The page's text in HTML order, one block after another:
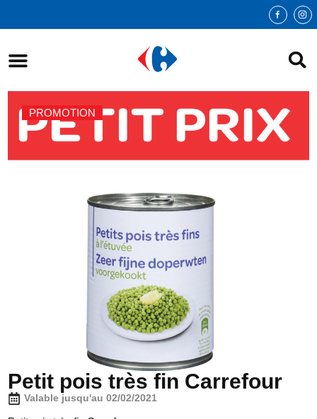
PROMOTION
Petit pois très fin Carrefour
Valable jusqu'au 02/02/2021